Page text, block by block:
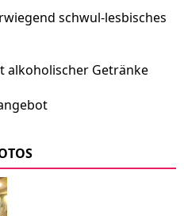
schwul-lesbisches
alkoholischer Getränke